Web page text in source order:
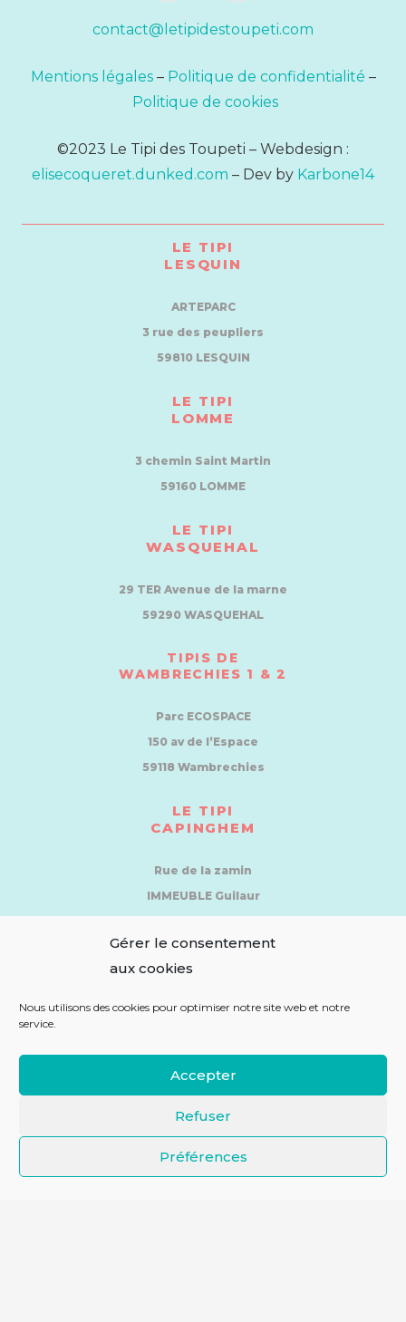
Gérer le consentement
aux cookies
Nous utilisons des cookies pour optimiser notre site web et notre
service.
Accepter
Refuser
Préférences
contact@letipidestoupeti.com
Mentions légales– Politique de confidentialité –
Politique de cookies
©2023 Le Tipi des Toupeti – Webdesign :
elisecoqueret.dunked.com – Dev by Karbone14
LE TIPI
LESQUIN
ARTEPARC
3 rue des peupliers
59810 LESQUIN
LE TIPI
LOMME
3 chemin Saint Martin
59160 LOMME
LE TIPI
WASQUEHAL
29 TER Avenue de la marne
59290 WASQUEHAL
TIPIS DE
WAMBRECHIES 1 & 2
Parc ECOSPACE
150 av de l’Espace
59118 Wambrechies
LE TIPI
CAPINGHEM
Rue de la zamin
IMMEUBLE Guilaur
ENGLOS
Parc Aréa
59320 Englos
LE TIPI